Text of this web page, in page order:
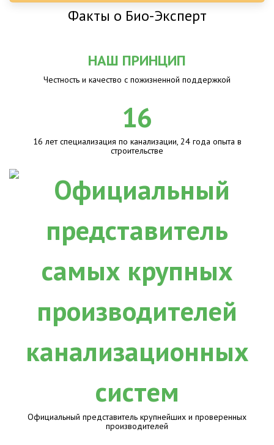
Факты о Био-Эксперт
НАШ ПРИНЦИП
Честность и качество с пожизненной поддержкой
16
16 лет специализация по канализации, 24 года опыта в
строительстве
Официальный представитель крупнейших и проверенных
производителей